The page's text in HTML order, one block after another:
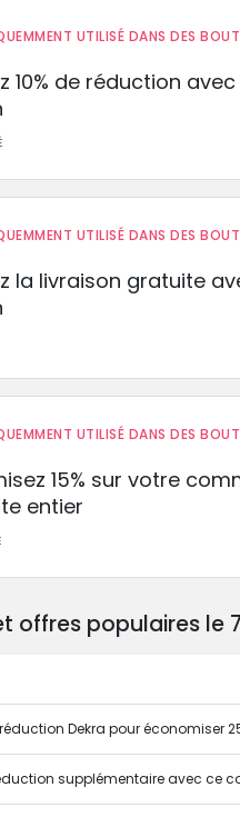
UTILISÉ DANS DES
10% de réduction
UTILISÉ DANS DES
la livraison gratuite
UTILISÉ DANS DES
15% sur votre
entier
offres populaires le
Dekra pour économiser
supplémentaire avec ce